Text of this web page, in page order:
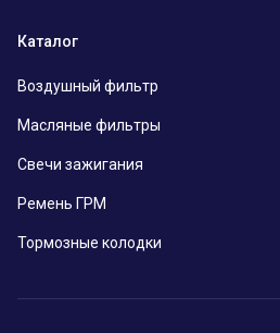
Каталог
Воздушный фильтр
Масляные фильтры
Свечи зажигания
Ремень ГРМ
Тормозные колодки